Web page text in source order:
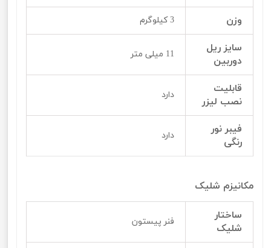
وزن 3 کیلوگرم
سایز ریل
دوربین
11 میلی متر
قابلیت
نصب لیزر
دارد
فیبر نور
رنگی
دارد
مکانیزم شلیک
ساختار
شلیک
فنر پیستون